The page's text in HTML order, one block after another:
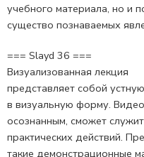
учебного материала, но и
существо познаваемых
=== Slayd 36 ===
Визуализованная лекция
представляет собой
в визуальную форму.
осознанным, сможет
практических действий.
такие демонстрационные